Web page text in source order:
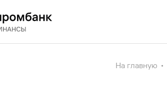
На главную